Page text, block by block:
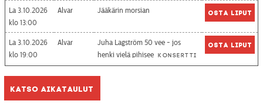
La 3.10.2026
13:00
Alvar Jääkärin morsian Osta liput
La 3.10.2026
19:00
Alvar
Juha Lagström 50 vee - jos
henki vielä pihisee Konsertti
Osta liput
Katso aikataulut